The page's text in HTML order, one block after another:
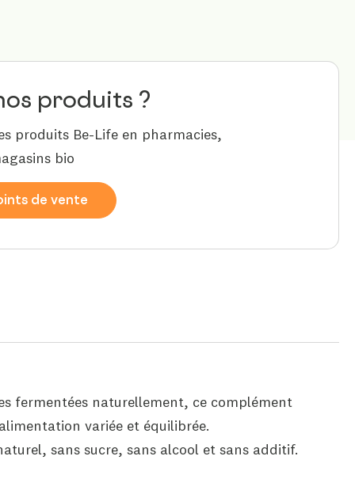
produits ?
produits Be-Life en pharmacies,
bio
de vente
fermentées naturellement, ce complément
variée et équilibrée.
sans sucre, sans alcool et sans additif.